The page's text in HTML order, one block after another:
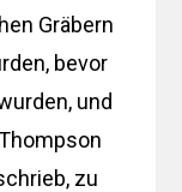
Gräbern
bevor
und
zu